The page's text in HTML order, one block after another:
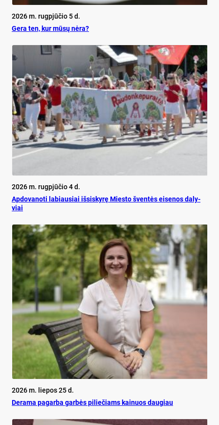
2026 m. rugpjūčio 5 d.
Ge­ra ten, kur mū­sų nė­ra?
2026 m. rugpjūčio 4 d.
Ap­do­va­no­ti la­biau­siai iš­si­sky­rę Mies­to šven­tės ei­se­nos da­ly­
viai
2026 m. liepos 25 d.
De­ra­ma pa­gar­ba gar­bės pi­lie­čiams kai­nuos dau­giau